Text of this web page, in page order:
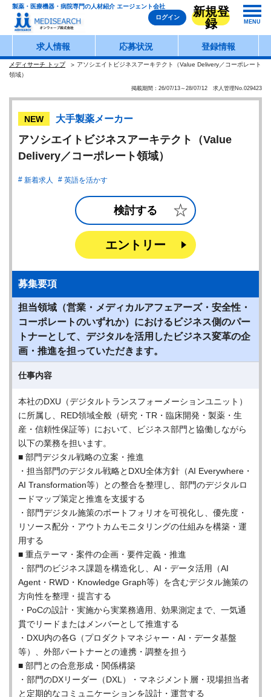
製薬・医療機器・病院専門の人材紹介 エージェント会社
ログイン
新規登
録
MENU
求人情報 応募状況 登録情報
メディサーチ トップ
アソシエイトビジネスアーキテクト（Value Delivery／コーポレート
領域）
掲載期間：26/07/13～28/07/12 求人管理No.029423
NEW 大手製薬メーカー
アソシエイトビジネスアーキテクト（Value
Delivery／コーポレート領域）
新着求人 英語を活かす
検討する
エントリー
募集要項
担当領域（営業・メディカルアフェアーズ・安全性・
コーポレートのいずれか）におけるビジネス側のパー
トナーとして、デジタルを活用したビジネス変革の企
画・推進を担っていただきます。
仕事内容
本社のDXU（デジタルトランスフォーメーションユニット）
に所属し、RED領域全般（研究・TR・臨床開発・製薬・生
産・信頼性保証等）において、ビジネス部門と協働しながら
以下の業務を担います。
■ 部門デジタル戦略の立案・推進
・担当部門のデジタル戦略とDXU全体方針（AI Everywhere・
AI Transformation等）との整合を整理し、部門のデジタルロ
ードマップ策定と推進を支援する
・部門デジタル施策のポートフォリオを可視化し、優先度・
リソース配分・アウトカムモニタリングの仕組みを構築・運
用する
■ 重点テーマ・案件の企画・要件定義・推進
・部門のビジネス課題を構造化し、AI・データ活用（AI
Agent・RWD・Knowledge Graph等）を含むデジタル施策の
方向性を整理・提言する
・PoCの設計・実施から実業務適用、効果測定まで、一気通
貫でリードまたはメンバーとして推進する
・DXU内の各G（プロダクトマネジャー・AI・データ基盤
等）、外部パートナーとの連携・調整を担う
■ 部門との合意形成・関係構築
・部門のDXリーダー（DXL）・マネジメント層・現場担当者
と定期的なコミュニケーションを設計・運営する